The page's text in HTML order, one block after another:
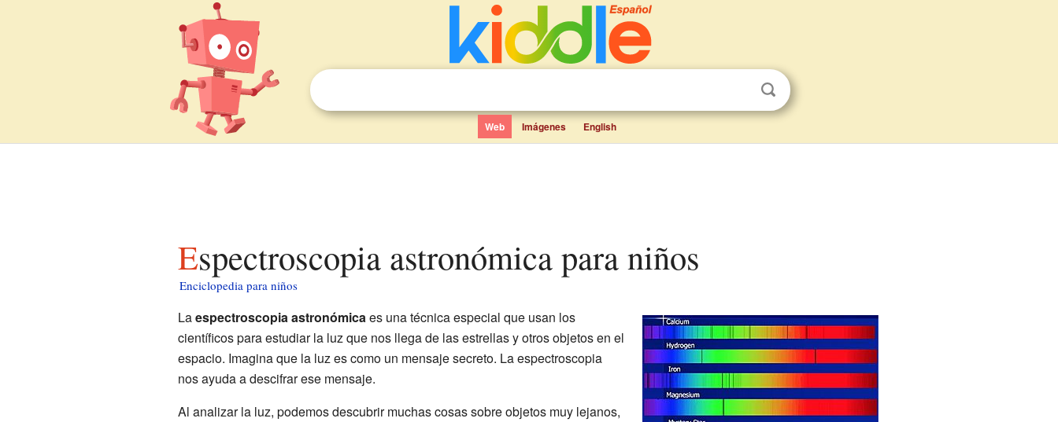
Web Imágenes English
Espectroscopia astronómica para niños
Enciclopedia para niños
Laespectroscopia astronómicaes una técnica especial que usan los
científicos para estudiar la luz que nos llega de las estrellas y otros objetos en el
espacio. Imagina que la luz es como un mensaje secreto. La espectroscopia
nos ayuda a descifrar ese mensaje.
Al analizar la luz, podemos descubrir muchas cosas sobre objetos muy lejanos,